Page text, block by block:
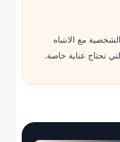
مع الانتباه
تحتاج عناية خاصة.